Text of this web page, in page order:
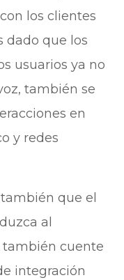
los clientes
dado que los
usuarios ya no
también se
en
y redes
que el
al
también cuente
integración